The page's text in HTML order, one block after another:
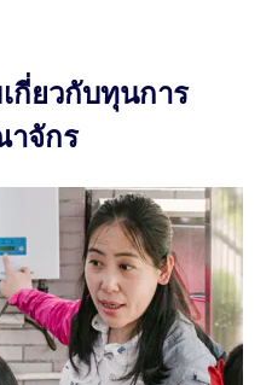
กี่ยวกับทุนการ
จักร